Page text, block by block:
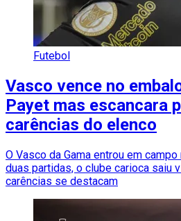
Futebol
Vasco vence no
Payet mas escancara
carências do elenco
O Vasco da Gama entrou em
duas partidas, o clube carioca saiu
carências se destacam